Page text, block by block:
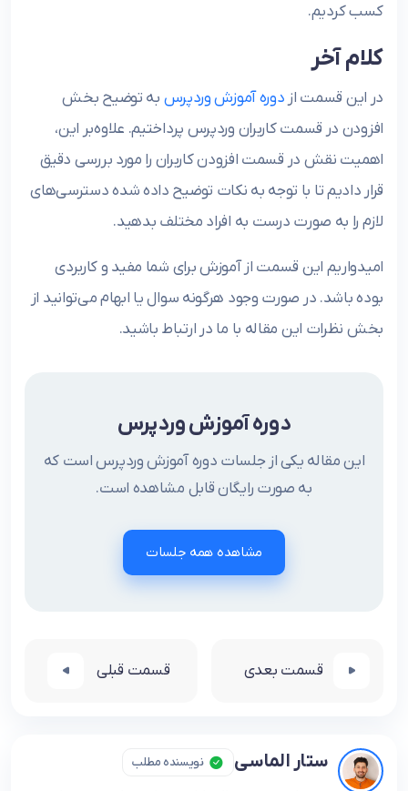
کسب کردیم.
کلام آخر
در این قسمت از دوره آموزش‌ وردپرس به توضیح بخش
افزودن در قسمت کاربران وردپرس پرداختیم. علاوه‌بر این،
اهمیت نقش در قسمت افزودن کاربران را مورد بررسی دقیق
قرار دادیم تا با توجه به نکات توضیح داده شده دسترسی‌های
لازم را به صورت درست به افراد مختلف بدهید.
امیدواریم این قسمت از آموزش‌ برای شما مفید و کاربردی
بوده باشد. در صورت وجود هرگونه سوال یا ابهام می‌توانید از
بخش نظرات این مقاله با ما در ارتباط باشید.
دوره آموزش وردپرس
این مقاله یکی از جلسات دوره آموزش وردپرس است که
به صورت رایگان قابل مشاهده است.
مشاهده همه جلسات
قسمت بعدی قسمت قبلی
ستار الماسی نویسنده مطلب